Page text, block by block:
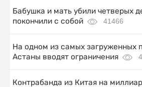
Бабушка и мать убили четверых
покончили с собой
41466
На одном из самых загруженных
Астаны вводят ограничения
Контрабанда из Китая на